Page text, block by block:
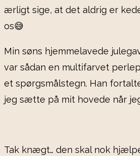
ærligt sige, at det aldrig er
os😅
Min søns hjemmelavede
var sådan en multifarvet
et spørgsmålstegn. Han
jeg sætte på mit hovede når
Tak knægt… den skal nok